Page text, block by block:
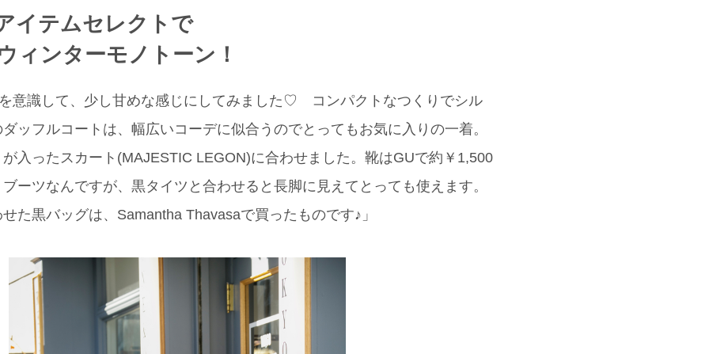
イテムセレクトで
ィンターモノトーン！
を意識して、少し甘めな感じにしてみました♡ コンパクトなつくりでシル
ッフルコートは、幅広いコーデに似合うのでとってもお気に入りの一着。
入ったスカート(MAJESTIC LEGON)に合わせました。靴はGUで約￥1,500
ーツなんですが、黒タイツと合わせると長脚に見えてとっても使えます。
た黒バッグは、Samantha Thavasaで買ったものです♪」